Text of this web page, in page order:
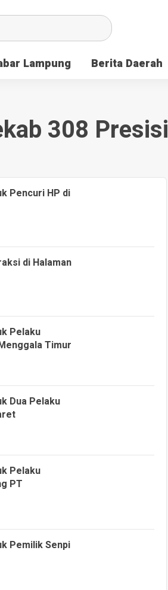
Lampung Berita Daerah
308 Presisi
Pencuri HP di
di Halaman
Pelaku
Timur
Dua Pelaku
Pelaku
PT
Pemilik Senpi